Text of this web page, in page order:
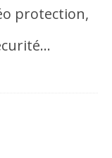
protection,